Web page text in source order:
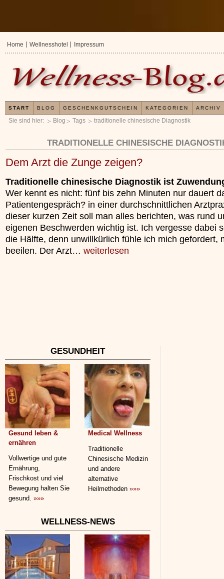
Sie sind hier: Blog Tags traditionelle chinesische Diagnostik
TRADITIONELLE CHINESISCHE
Dem Arzt die Zunge zeigen?
Traditionelle chinesische Diagnostik ist
Wer kennt es nicht: fünf bis zehn Minuten nur dauert
Patientengespräch? in einer durchschnittlichen
dieser kurzen Zeit soll man alles berichten, was rund
eigenen Beschwerden wichtig ist. Ich vergesse dabei
die Hälfte, denn unwillkürlich fühle ich mich gefordert,
beeilen. Der Arzt… weiterlesen
GESUNDHEIT
Gesund leben &
ernähren
Vollwertige und gute
Ernährung,
Frischkost und viel
Bewegung halten Sie
gesund. »»»
Medical Wellness
Traditionelle
Chinesische Medizin
und andere
alternative
Heilmethoden »»»
WELLNESS-NEWS
Erfahrungen mit
Kieselsäuregel
»»»
Home Wellnesshotel Impressum
START BLOG GESCHENKGUTSCHEIN KATEGORIEN ARCHIV